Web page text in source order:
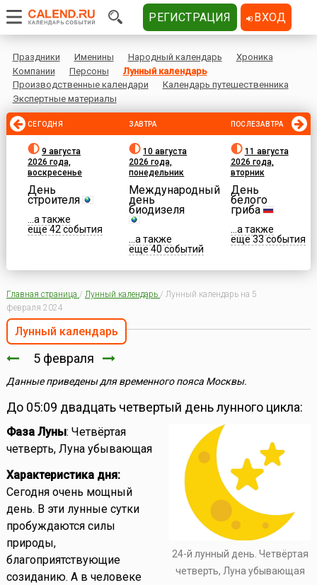
Праздники Именины Народный календарь
Хроника
Компании
Персоны
Лунный календарь
Производственные календари
Календарь путешественника
Экспертные материалы
СЕГОДНЯ
9 августа
2026 года,
воскресенье
День
строителя
...а также
еще 42 события
ЗАВТРА
10 августа
2026 года,
понедельник
Международный
день
биодизеля
...а также
еще 40 событий
ПОСЛЕЗАВТРА
11 августа
2026 года,
вторник
День
белого
гриба
...а также
еще 33 события
Главная страница / Лунный календарь / Лунный календарь на 5
февраля 2024
Лунный календарь
5 февраля
Данные приведены для временного пояса Москвы.
До 05:09 двадцать четвертый день лунного цикла:
24-й лунный день. Четвёртая
четверть, Луна убывающая
Фаза Луны: Четвёртая
четверть, Луна убывающая
Характеристика дня:
Сегодня очень мощный
день. В эти лунные сутки
пробуждаются силы
природы,
благоприятствующие
созиданию. А в человеке
РЕГИСТРАЦИЯ ВХОД